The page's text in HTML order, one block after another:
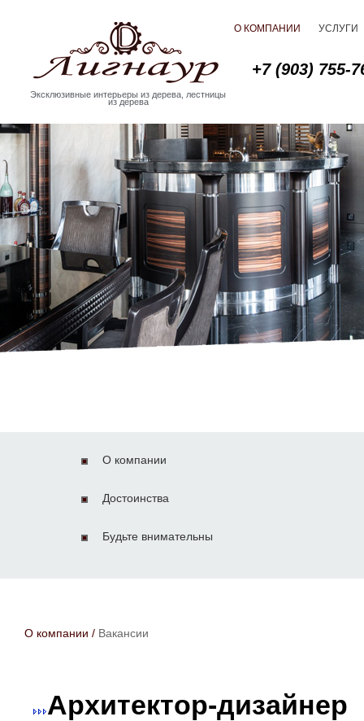
О КОМПАНИИ УСЛУГИ
+7 (903) 755-
Эксклюзивные интерьеры из дерева, лестницы
из дерева
О компании
Достоинства
Будьте внимательны
О компании / Вакансии
Архитектор-дизайнер